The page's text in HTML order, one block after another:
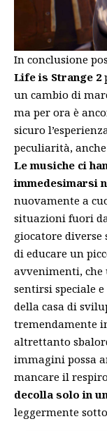
In conclusione
Life is Strange 2
un cambio di
ma per ora è
sicuro
peculiarità, anche
Le musiche ci
immedesimarsi
nuovamente a
situazioni fuori
giocatore
di educare un
avvenimenti, che
sentirsi speciale
della casa di
tremendamente
altrettanto
immagini possa
mancare il
decolla solo in
leggermente